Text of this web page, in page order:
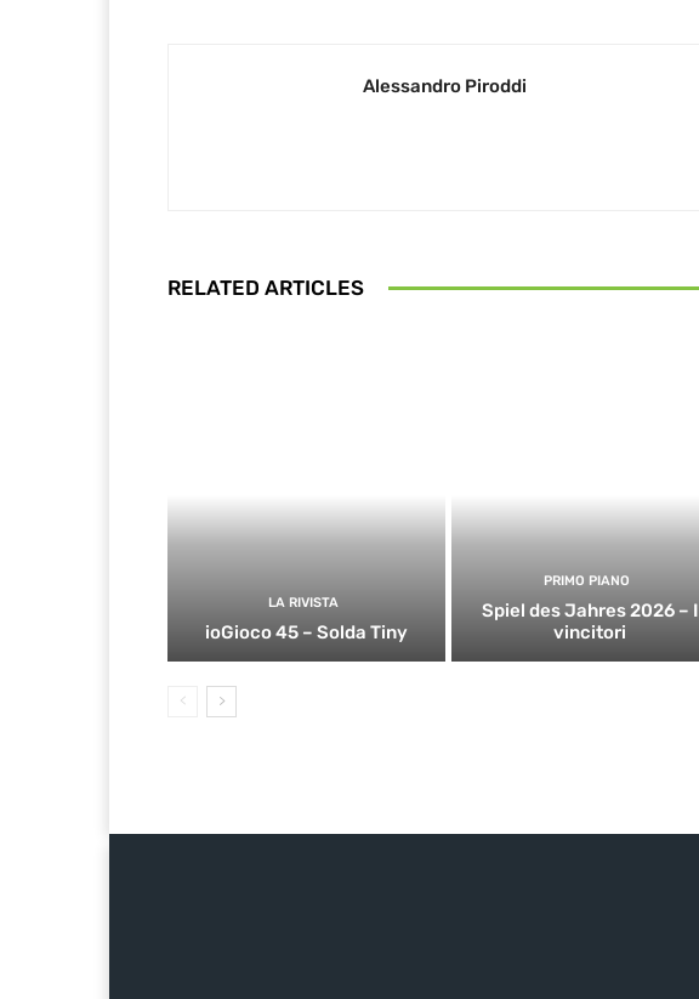
Alessandro Piroddi
RELATED ARTICLES
LA RIVISTA
ioGioco 45 – Solda Tiny
PRIMO PIANO
Spiel des Jahres 2026 – I
vincitori